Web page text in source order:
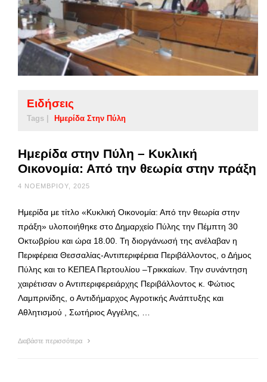
Ειδήσεις
Tags | Ημερίδα Στην Πύλη
Ημερίδα στην Πύλη – Κυκλική
Οικονομία: Από την θεωρία στην πράξη
4 ΝΟΕΜΒΡΊΟΥ, 2025
Ημερίδα με τίτλο «Κυκλική Οικονομία: Από την θεωρία στην
πράξη» υλοποιήθηκε στο Δημαρχείο Πύλης την Πέμπτη 30
Οκτωβρίου και ώρα 18.00. Τη διοργάνωσή της ανέλαβαν η
Περιφέρεια Θεσσαλίας-Αντιπεριφέρεια Περιβάλλοντος, ο Δήμος
Πύλης και το ΚΕΠΕΑ Περτουλίου –Τρικκαίων. Την συνάντηση
χαιρέτισαν ο Αντιπεριφερειάρχης Περιβάλλοντος κ. Φώτιος
Λαμπρινίδης, ο Αντιδήμαρχος Αγροτικής Ανάπτυξης και
Αθλητισμού , Σωτήριος Αγγέλης, …
Διαβάστε περισσότερα